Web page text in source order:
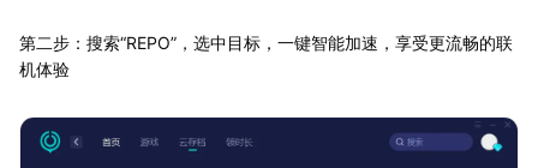
第二步：搜索“REPO”，选中目标，一键智能加速，享受更流畅的联
机体验